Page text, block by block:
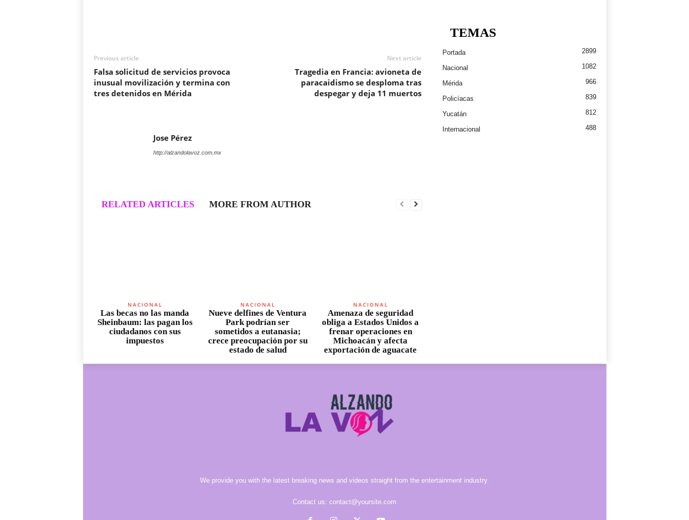
Previous article
Falsa solicitud de servicios provoca
inusual movilización y termina con
tres detenidos en Mérida
Next article
Tragedia en Francia: avioneta de
paracaidismo se desploma tras
despegar y deja 11 muertos
Jose Pérez
http://alzandolavoz.com.mx
RELATED ARTICLES MORE FROM AUTHOR
NACIONAL
Las becas no las manda
Sheinbaum: las pagan los
ciudadanos con sus
impuestos
NACIONAL
Nueve delfines de Ventura
Park podrían ser
sometidos a eutanasia;
crece preocupación por su
estado de salud
NACIONAL
Amenaza de seguridad
obliga a Estados Unidos a
frenar operaciones en
Michoacán y afecta
exportación de aguacate
TEMAS
Portada 2899
Nacional 1082
Mérida 966
Policíacas 839
Yucatán 812
Internacional 488
We provide you with the latest breaking news and videos straight from the entertainment industry.
Contact us: contact@yoursite.com